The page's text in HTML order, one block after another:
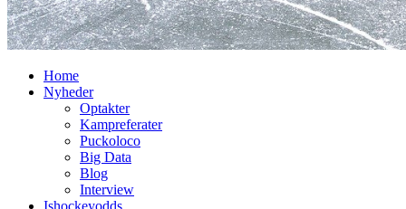
Home
Nyheder
Optakter
Kampreferater
Puckoloco
Big Data
Blog
Interview
Ishockeyodds